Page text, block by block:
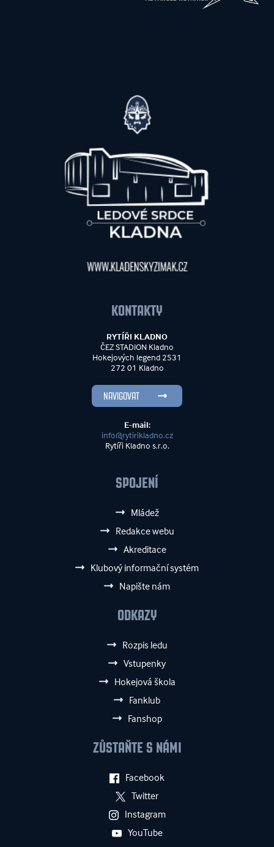
KONTAKTY
RYTÍŘI KLADNO
ČEZ STADION Kladno
Hokejových legend 2531
272 01 Kladno
NAVIGOVAT
E-mail:
info@rytirikladno.cz
Rytíři Kladno s.r.o.
SPOJENÍ
Mládež
Redakce webu
Akreditace
Klubový informační systém
Napište nám
ODKAZY
Rozpis ledu
Vstupenky
Hokejová škola
Fanklub
Fanshop
ZŮSTAŇTE S NÁMI
Facebook
Twitter
Instagram
YouTube